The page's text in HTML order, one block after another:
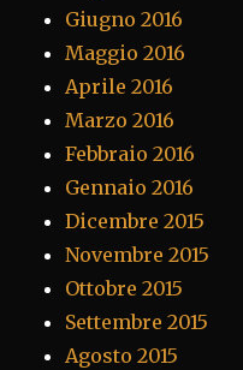
Giugno 2016
Maggio 2016
Aprile 2016
Marzo 2016
Febbraio 2016
Gennaio 2016
Dicembre 2015
Novembre 2015
Ottobre 2015
Settembre 2015
Agosto 2015